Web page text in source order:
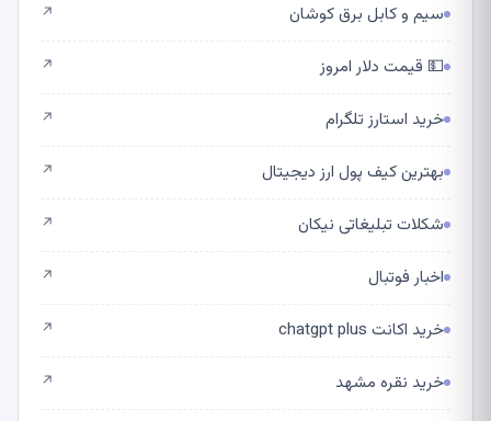
سیم و کابل برق کوشان ↗
💵 قیمت دلار امروز ↗
خرید استارز تلگرام ↗
بهترین کیف پول ارز دیجیتال ↗
شکلات تبلیغاتی نیکان ↗
اخبار فوتبال ↗
خرید اکانت chatgpt plus ↗
خرید نقره مشهد ↗